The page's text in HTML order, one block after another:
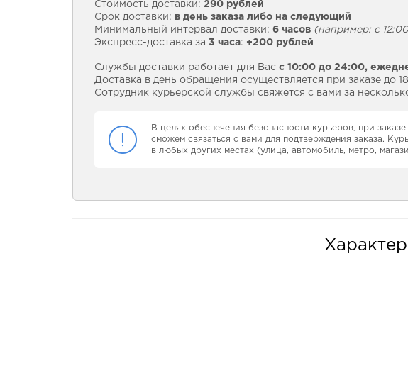
Стоимость доставки: 290 рублей
Срок доставки: в день заказа либо на следующий
Минимальный интервал доставки: 6 часов (например: с
Экспресс-доставка за 3 часа: +200 рублей
Службы доставки работает для Вас с 10:00 до 24:00,
Доставка в день обращения осуществляется при заказе до
Сотрудник курьерской службы свяжется с вами за
В целях обеспечения безопасности курьеров, при
сможем связаться с вами для подтверждения заказа.
в любых других местах (улица, автомобиль, метро,